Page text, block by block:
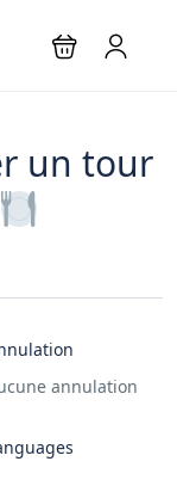
un tour
annulation